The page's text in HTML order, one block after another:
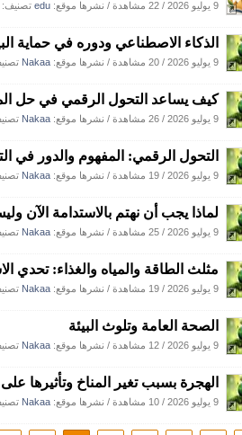
9 يوليو 2026 / 22 مشاهدة / نشرها موقع: edu تصنيف:
الذكاء الاصطناعي ودوره في حماية
9 يوليو 2026 / 20 مشاهدة / نشرها موقع: Nakaa
كيف يساعد التحول الرقمي في حل
9 يوليو 2026 / 26 مشاهدة / نشرها موقع: Nakaa
التحول الرقمي: المفهوم والدور في
9 يوليو 2026 / 19 مشاهدة / نشرها موقع: Nakaa
لماذا يجب أن نهتم بالاستدامة الآن
9 يوليو 2026 / 25 مشاهدة / نشرها موقع: Nakaa
مثلث الطاقة والمياه والغذاء: تحدي
9 يوليو 2026 / 19 مشاهدة / نشرها موقع: Nakaa
الصحة العامة وتلوث البيئة
9 يوليو 2026 / 12 مشاهدة / نشرها موقع: Nakaa
الهجرة بسبب تغير المناخ وتأثيرها
9 يوليو 2026 / 10 مشاهدة / نشرها موقع: Nakaa